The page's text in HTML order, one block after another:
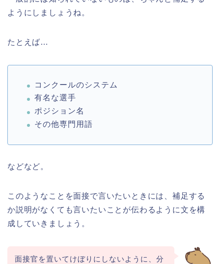
ようにしましょうね。
たとえば…
コンクールのシステム
有名な選手
ポジション名
その他専門用語
などなど。
このようなことを面接で言いたいときには、補足する
か説明がなくても言いたいことが伝わるように文を構
成していきましょう。
面接官を置いてけぼりにしないように、分